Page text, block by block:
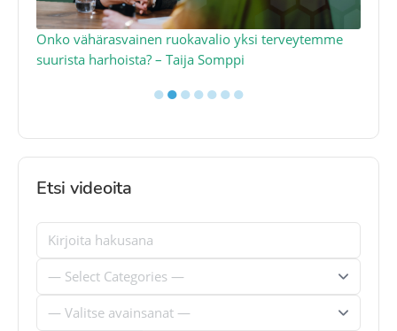
Onko vähärasvainen ruokavalio yksi terveytemme
suurista harhoista? – Taija Somppi
●●●●●●●
Etsi videoita